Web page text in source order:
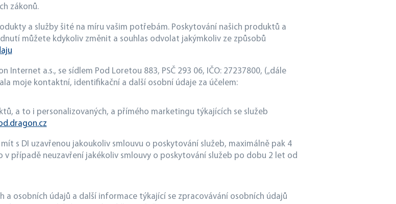
zákonů.
a služby šité na míru vašim potřebám. Poskytování našich produktů a
můžete kdykoliv změnit a souhlas odvolat jakýmkoliv ze způsobů
a.s., se sídlem Pod Loretou 883, PSČ 293 06, IČO: 27237800, („dále
moje kontaktní, identifikační a další osobní údaje za účelem:
a to i personalizovaných, a přímého marketingu týkajících se služeb
s DI uzavřenou jakoukoliv smlouvu o poskytování služeb, maximálně pak 4
v případě neuzavření jakékoliv smlouvy o poskytování služeb po dobu 2 let od
osobních údajů a další informace týkající se zpracovávání osobních údajů